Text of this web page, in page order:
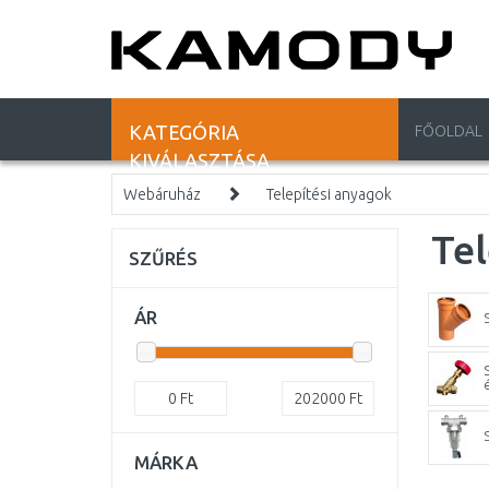
KATEGÓRIA
KIVÁLASZTÁSA
FŐOLDAL
Webáruház Telepítési anyagok
SZŰRÉS
ÁR
0 Ft 202000 Ft
MÁRKA